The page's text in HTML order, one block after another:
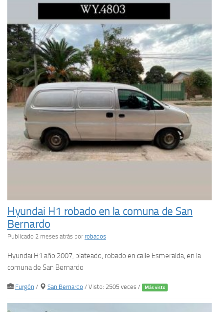
Hyundai H1 robado en la comuna de San
Bernardo
Publicado 2 meses atrás por robados
Hyundai H1 año 2007, plateado, robado en calle Esmeralda, en la
comuna de San Bernardo
Furgón / San Bernardo / Visto: 2505 veces / Más visto